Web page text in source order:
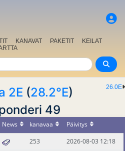
KANAVAT PAKETIT
KEILAT
26.0E
2E (28.2°E)
49
News kanavaa
Päivitys
253
2026-08-03 12:18